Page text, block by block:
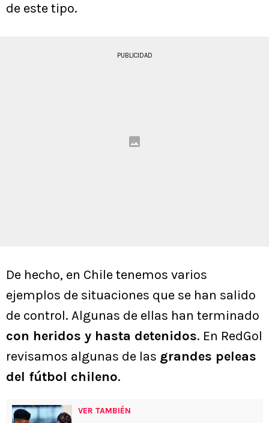
de este tipo.
PUBLICIDAD
De hecho, en Chile tenemos varios
ejemplos de situaciones que se han salido
de control. Algunas de ellas han terminado
con heridos y hasta detenidos. En RedGol
revisamos algunas de las grandes peleas
del fútbol chileno.
VER TAMBIÉN